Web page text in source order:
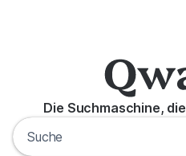
Die Suchmaschine,